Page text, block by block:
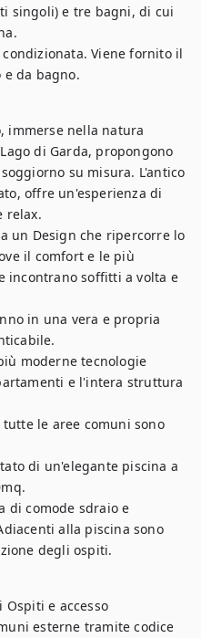
singoli) e tre bagni, di cui
Viene fornito il
immerse nella natura
di Garda, propongono
su misura. L'antico
offre un'esperienza di
relax.
un Design che ripercorre lo
il comfort e le più
incontrano soffitti a volta e
in una vera e propria
moderne tecnologie
e l'intera struttura
le aree comuni sono
di un'elegante piscina a
di comode sdraio e
alla piscina sono
degli ospiti.
e accesso
esterne tramite codice